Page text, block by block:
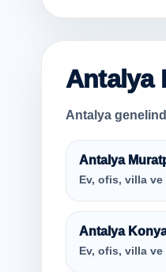
Antalya
Antalya
Antalya
Ev, ofis, villa
Antalya
Ev, ofis, villa